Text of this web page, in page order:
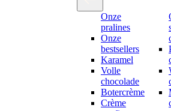
Onze
pralines
Onze
bestsellers
Karamel
Volle
chocolade
Botercrème
Crème